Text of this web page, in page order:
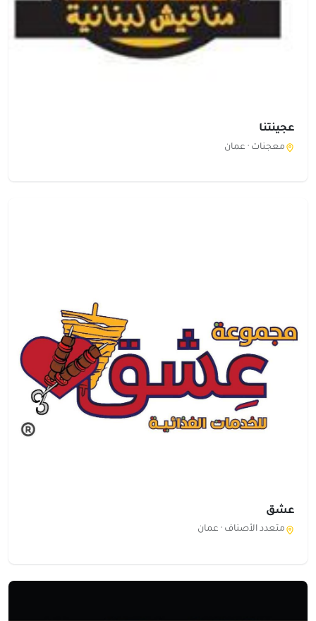
عجينتنا
معجنات · عمان
عشق
متعدد الأصناف · عمان